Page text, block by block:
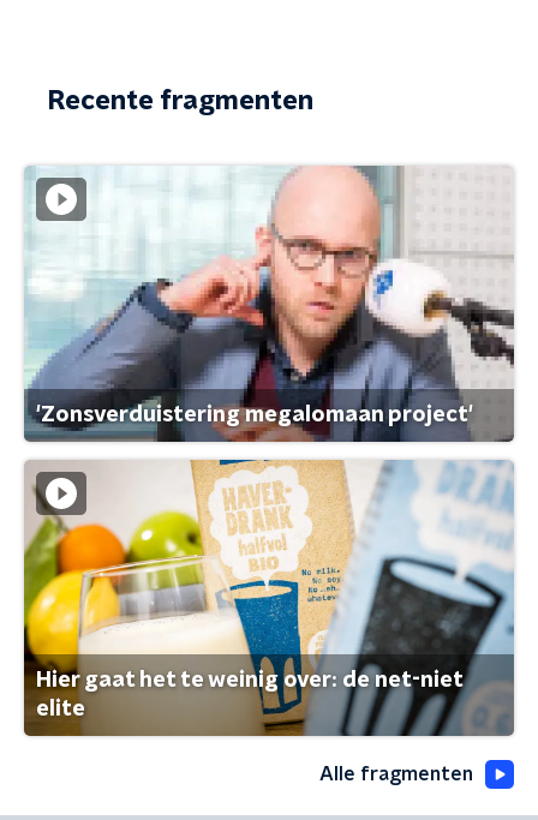
Recente fragmenten
'Zonsverduistering megalomaan project'
Hier gaat het te weinig over: de net-niet
elite
Alle fragmenten